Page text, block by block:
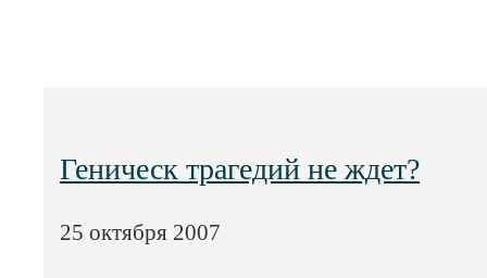
Геническ трагедий не ждет?
25 октября 2007